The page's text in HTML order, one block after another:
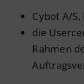
Cybot A/
die
Rahmen